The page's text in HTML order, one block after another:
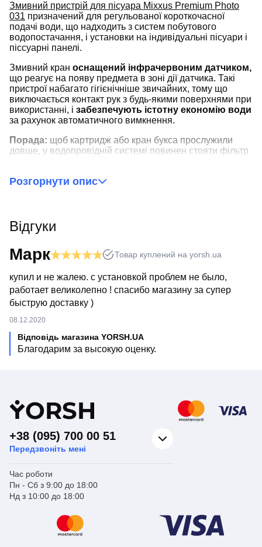
Змивний пристрій для пісуара Mixxus Premium Photo
031 призначений для регульованої короткочасної
подачі води, що надходить з систем побутового
водопостачання, і установки на індивідуальні пісуари і
піссуарні панелі.
Змивний кран оснащений інфрачервоним датчиком,
що реагує на появу предмета в зоні дії датчика. Такі
пристрої набагато гігієнічніше звичайних, тому що
виключається контакт рук з будь-якими поверхнями при
використанні, і забезпечують істотну економію води
за рахунок автоматичного вимкнення.
Порада: щоб картридж або кран букса прослужили
довше, у водопровідній системі повинен стояти фільтр
неповної комплектації замовлення звертайтесь до нас
по телефону для оперативного вирішення питання.
Розгорнути опис
Відгуки
Марк Товар куплений на yorsh.ua
купил и не жалею. с установкой проблем не было,
работает великолепно ! спасибо магазину за супер
быструю доставку )
08.12.2020
Відповідь магазина YORSH.UA
Благодарим за высокую оценку.
YORSH
+38 (095) 700 00 51
Передзвоніть мені
Час роботи
Пн - Сб з 9:00 до 18:00
Нд з 10:00 до 18:00